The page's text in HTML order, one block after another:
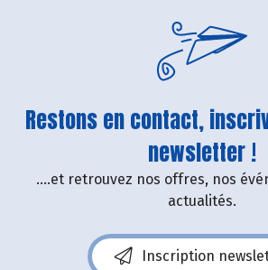
Restons en contact,
newsletter !
....et retrouvez nos offres, nos
actualités.
Inscription